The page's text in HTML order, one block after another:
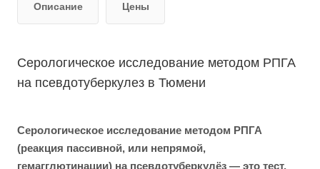
Описание Цены
Серологическое исследование методом РПГА
на псевдотуберкулез в Тюмени
Серологическое исследование методом РПГА
(реакция пассивной, или непрямой,
гемагглютинации) на псевдотуберкулёз — это тест,